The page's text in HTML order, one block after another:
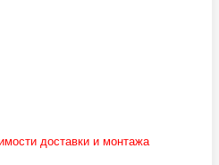
доставки и монтажа